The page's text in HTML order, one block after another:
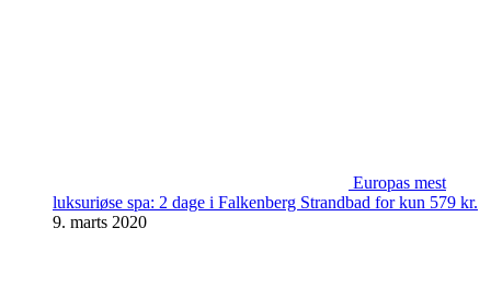
Europas mest
luksuriøse spa: 2 dage i Falkenberg Strandbad for kun 579 kr.
9. marts 2020